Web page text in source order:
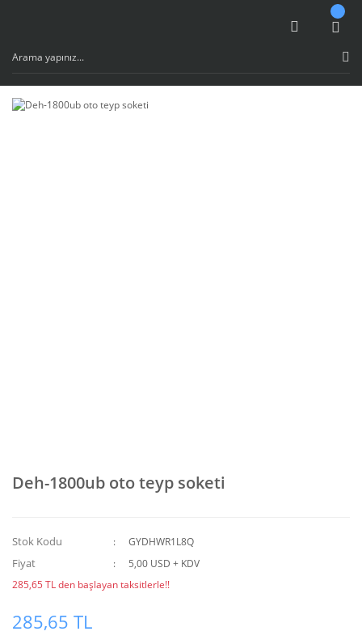
Deh-1800ub oto teyp soketi
Stok Kodu GYDHWR1L8Q
Fiyat
5,00 USD + KDV
285,65 TL den başlayan taksitlerle!!
285,65 TL